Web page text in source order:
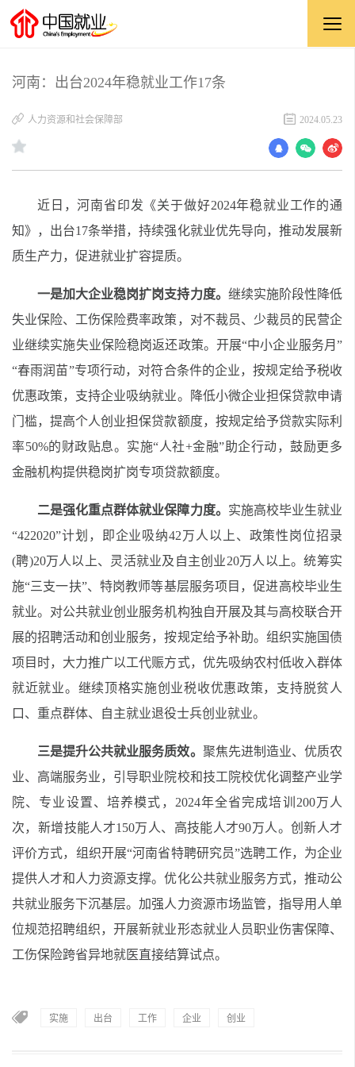
河南：出台2024年稳就业工作17条
人力资源和社会保障部 2024.05.23
近日，河南省印发《关于做好2024年稳就业工作的通
知》，出台17条举措，持续强化就业优先导向，推动发展新
质生产力，促进就业扩容提质。
一是加大企业稳岗扩岗支持力度。 继续实施阶段性降低
失业保险、工伤保险费率政策，对不裁员、少裁员的民营企
业继续实施失业保险稳岗返还政策。开展“中小企业服务月”
“春雨润苗”专项行动，对符合条件的企业，按规定给予税收
优惠政策，支持企业吸纳就业。降低小微企业担保贷款申请
门槛，提高个人创业担保贷款额度，按规定给予贷款实际利
率50%的财政贴息。实施“人社+金融”助企行动，鼓励更多
金融机构提供稳岗扩岗专项贷款额度。
二是强化重点群体就业保障力度。 实施高校毕业生就业
“422020”计划，即企业吸纳42万人以上、政策性岗位招录
(聘)20万人以上、灵活就业及自主创业20万人以上。统筹实
施“三支一扶”、特岗教师等基层服务项目，促进高校毕业生
就业。对公共就业创业服务机构独自开展及其与高校联合开
展的招聘活动和创业服务，按规定给予补助。组织实施国债
项目时，大力推广以工代赈方式，优先吸纳农村低收入群体
就近就业。继续顶格实施创业税收优惠政策，支持脱贫人
口、重点群体、自主就业退役士兵创业就业。
三是提升公共就业服务质效。 聚焦先进制造业、优质农
业、高端服务业，引导职业院校和技工院校优化调整产业学
院、专业设置、培养模式，2024年全省完成培训200万人
次，新增技能人才150万人、高技能人才90万人。创新人才
评价方式，组织开展“河南省特聘研究员”选聘工作，为企业
提供人才和人力资源支撑。优化公共就业服务方式，推动公
共就业服务下沉基层。加强人力资源市场监管，指导用人单
位规范招聘组织，开展新就业形态就业人员职业伤害保障、
工伤保险跨省异地就医直接结算试点。
实施 出台 工作 企业 创业